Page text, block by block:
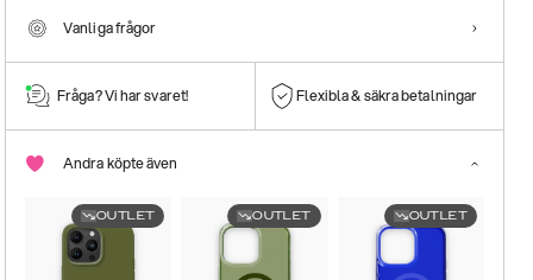
Vanliga frågor
Fråga? Vi har svaret! Flexibla & säkra betalningar
Andra köpte även
OUTLET OUTLET OUTLET